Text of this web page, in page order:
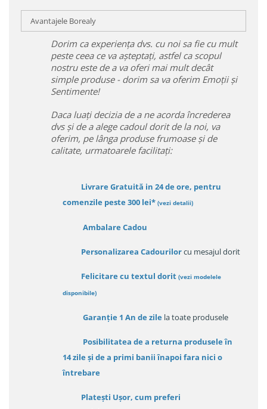
Avantajele Borealy
Dorim ca experiența dvs. cu noi sa fie cu mult
peste ceea ce va așteptați, astfel ca scopul
nostru este de a va oferi mai mult decât
simple produse - dorim sa va oferim Emoții și
Sentimente!
Daca luați decizia de a ne acorda încrederea
dvs și de a alege cadoul dorit de la noi, va
oferim, pe lânga produse frumoase și de
calitate, urmatoarele facilitați:
Livrare Gratuită in 24 de ore, pentru
comenzile peste 300 lei* (vezi detalii)
Ambalare Cadou
Personalizarea Cadourilorcu mesajul dorit
Felicitare cu textul dorit (vezi modelele
disponibile)
Garanție 1 An de zile la toate produsele
Posibilitatea de a returna produsele în
14 zileși de a primi banii înapoi fara nici o
întrebare
Platești Ușor, cum preferi